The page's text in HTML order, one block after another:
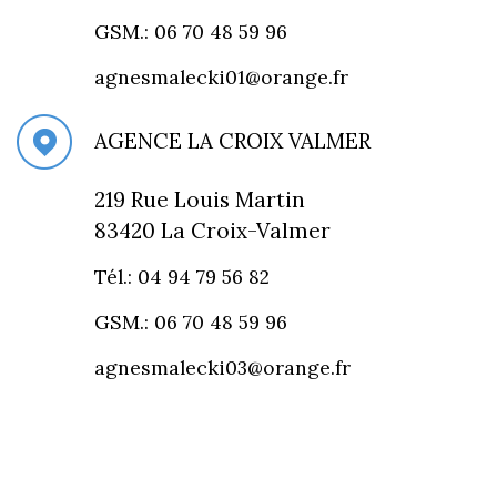
GSM.: 06 70 48 59 96
agnesmalecki01@orange.fr
AGENCE LA CROIX VALMER
219 Rue Louis Martin
83420 La Croix-Valmer
Tél.: 04 94 79 56 82
GSM.: 06 70 48 59 96
agnesmalecki03@orange.fr